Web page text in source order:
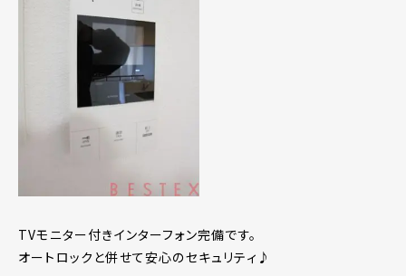
TVモニター付きインターフォン完備です。
オートロックと併せて安心のセキュリティ♪